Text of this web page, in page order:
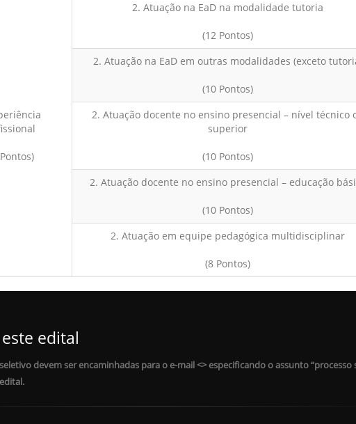
2. Atuação na EaD na modalidade tutoria
(12 Pontos)
2. Atuação na EaD em outras modalidades (exceto
(10 Pontos)
2. Atuação docente no ensino presencial – nível técnico
superior
(10 Pontos)
2. Atuação docente no ensino presencial – educação
(10 Pontos)
2. Atuação em equipe pedagógica multidisciplinar
(8 Pontos)
edital
devem ser encaminhadas para o e-mail <> especificando o assunto “processo